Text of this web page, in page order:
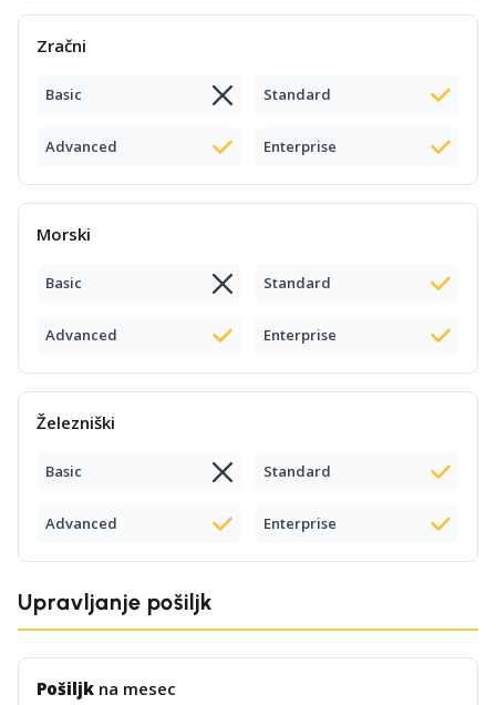
Zračni
Basic Standard
Advanced Enterprise
Morski
Basic Standard
Advanced Enterprise
Železniški
Basic Standard
Advanced Enterprise
Upravljanje pošiljk
Pošiljk na mesec